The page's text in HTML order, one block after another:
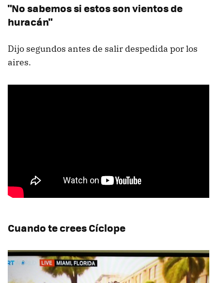
"No sabemos si estos son vientos de
huracán"
Dijo segundos antes de salir despedida por los
aires.
Cuando te crees Cíclope